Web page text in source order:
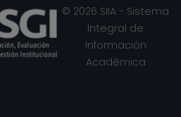
© 2026 SIIA - Sistema
Integral de
Información
Académica